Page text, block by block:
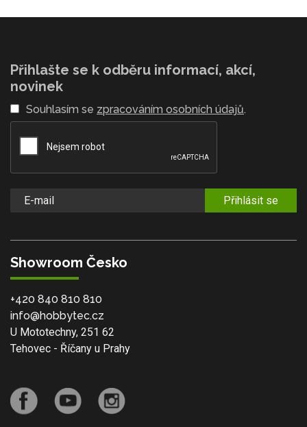
Přihlašte se k odběru informací, akcí,
novinek
Souhlasím se zpracováním osobních údajů.
Přihlásit se
Showroom Česko
+420 840 810 810
info@hobbytec.cz
U Mototechny, 251 62
Tehovec - Říčany u Prahy